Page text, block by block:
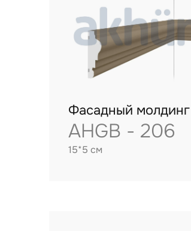
Фасадный молдинг
AHGB - 206
15*5 см